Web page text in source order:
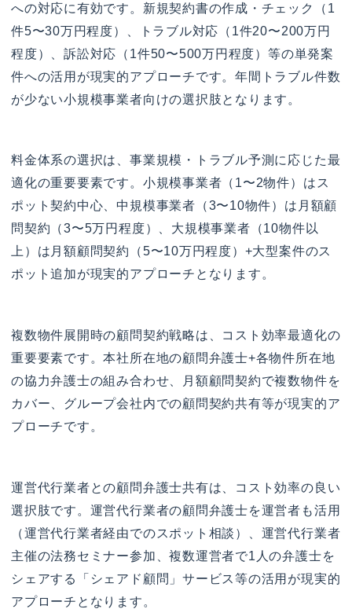
への対応に有効です。新規契約書の作成・チェック（1
件5〜30万円程度）、トラブル対応（1件20〜200万円
程度）、訴訟対応（1件50〜500万円程度）等の単発案
件への活用が現実的アプローチです。年間トラブル件数
が少ない小規模事業者向けの選択肢となります。
料金体系の選択は、事業規模・トラブル予測に応じた最
適化の重要要素です。小規模事業者（1〜2物件）はス
ポット契約中心、中規模事業者（3〜10物件）は月額顧
問契約（3〜5万円程度）、大規模事業者（10物件以
上）は月額顧問契約（5〜10万円程度）+大型案件のス
ポット追加が現実的アプローチとなります。
複数物件展開時の顧問契約戦略は、コスト効率最適化の
重要要素です。本社所在地の顧問弁護士+各物件所在地
の協力弁護士の組み合わせ、月額顧問契約で複数物件を
カバー、グループ会社内での顧問契約共有等が現実的ア
プローチです。
運営代行業者との顧問弁護士共有は、コスト効率の良い
選択肢です。運営代行業者の顧問弁護士を運営者も活用
（運営代行業者経由でのスポット相談）、運営代行業者
主催の法務セミナー参加、複数運営者で1人の弁護士を
シェアする「シェアド顧問」サービス等の活用が現実的
アプローチとなります。